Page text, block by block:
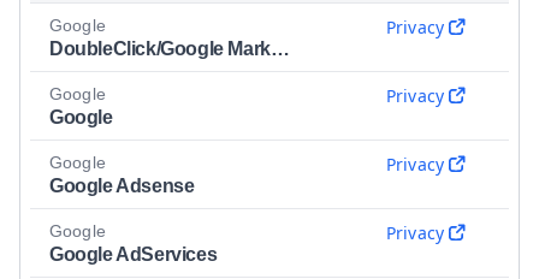
Google
DoubleClick/Google Marketing
Privacy
Google
Google
Privacy
Google
Google Adsense
Privacy
Google
Google AdServices
Privacy